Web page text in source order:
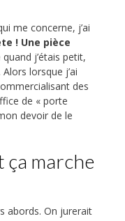
me concerne, j’ai
! Une pièce
quand j’étais petit,
. Alors lorsque j’ai
des
de « porte
devoir de le
ça marche
abords. On jurerait